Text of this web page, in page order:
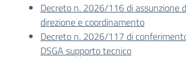
Decreto n. 2026/116 di assunzione
direzione e coordinamento
Decreto n. 2026/117 di
DSGA supporto tecnico